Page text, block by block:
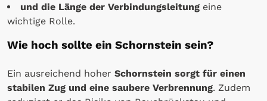
und die Länge der Verbindungsleitung eine
wichtige Rolle.
Wie hoch sollte ein Schornstein sein?
Ein ausreichend hoher Schornstein sorgt für einen
stabilen Zug und eine saubere Verbrennung. Zudem